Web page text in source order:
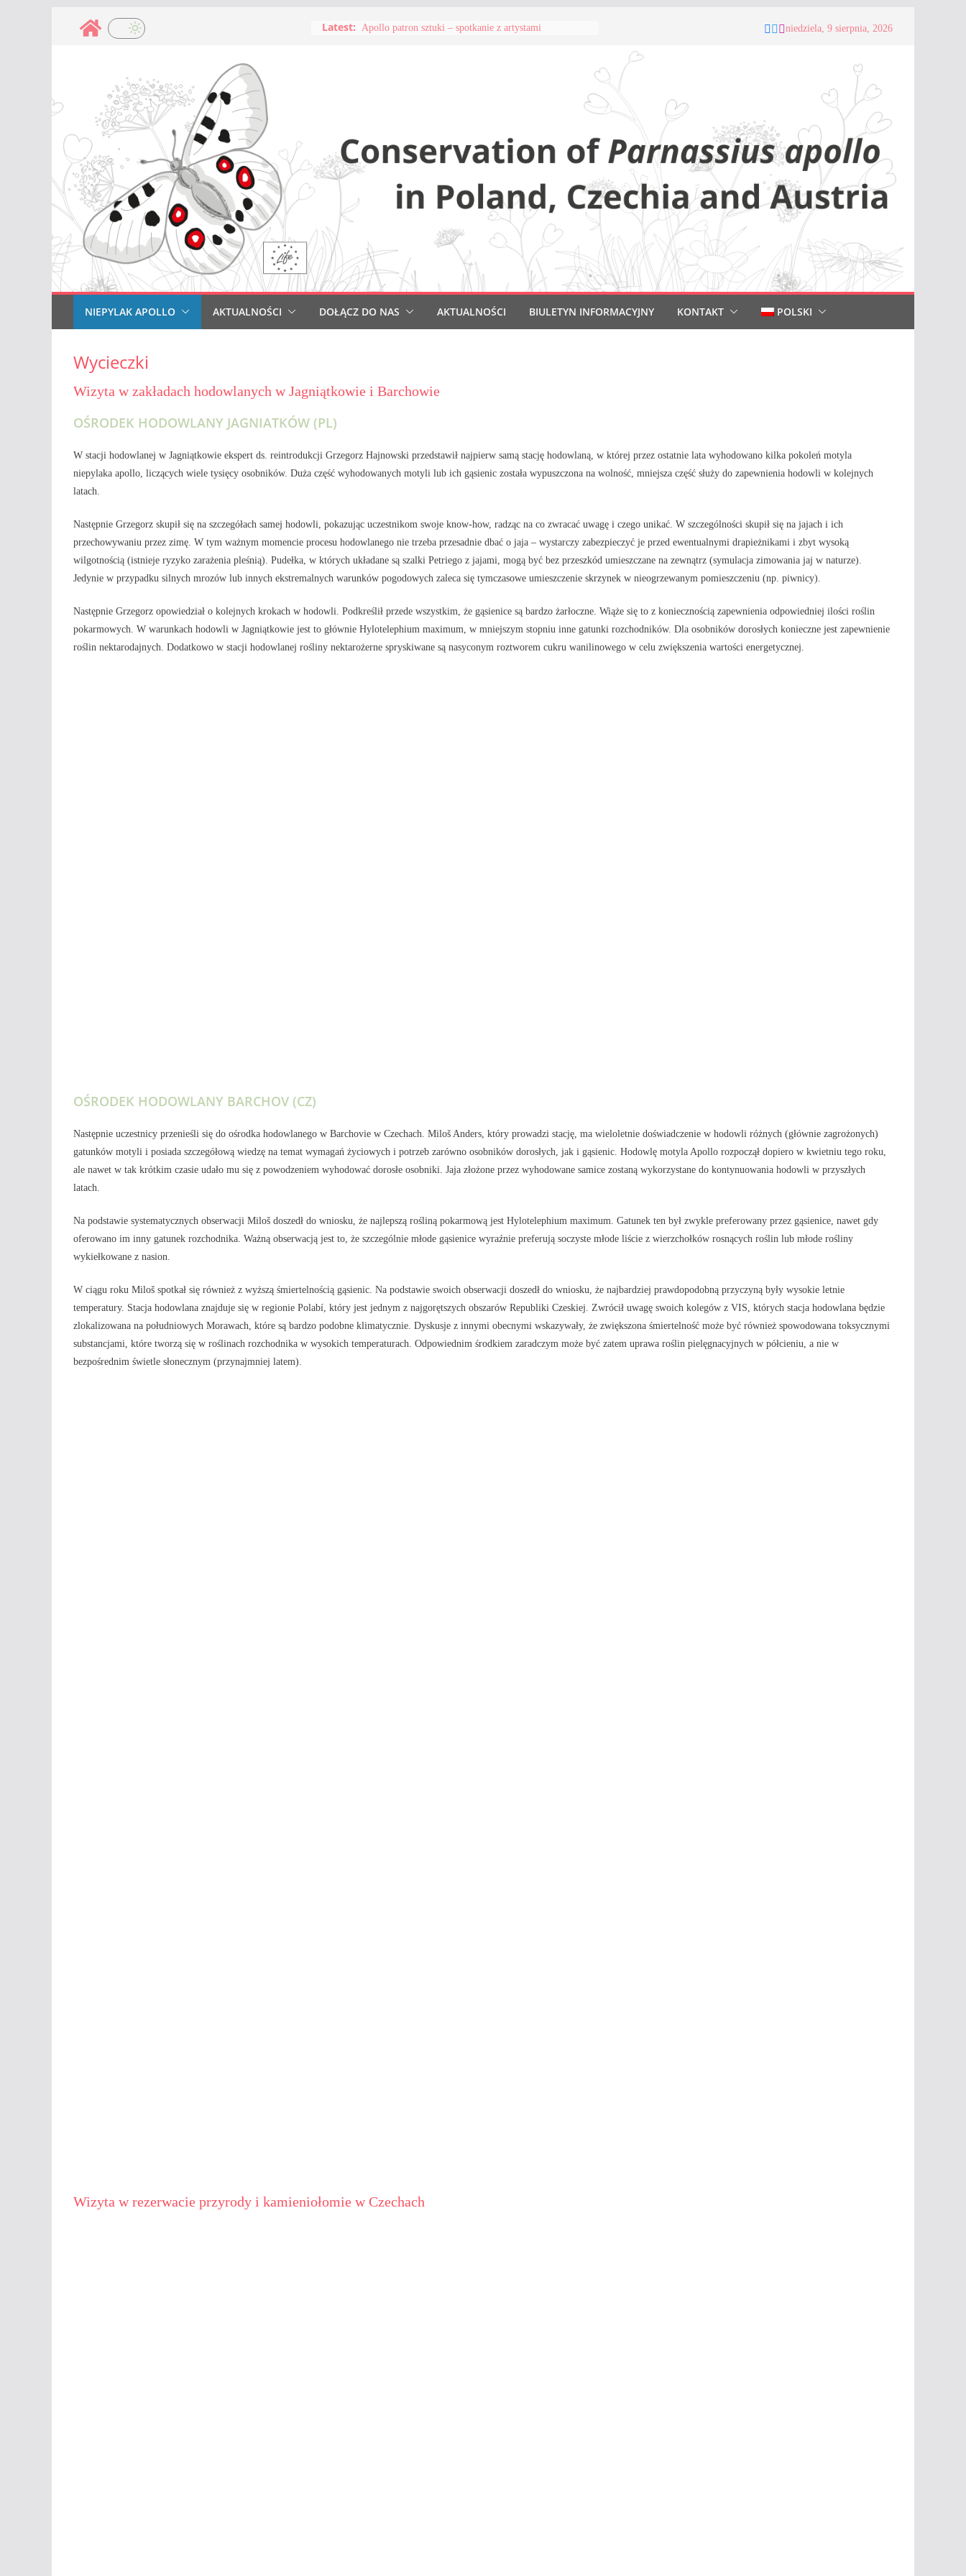
Latest: Apollo patron sztuki – spotkanie z artystami niedziela, 9 sierpnia, 2026
NIEPYLAK APOLLO AKTUALNOŚCI DOŁĄCZ DO NAS AKTUALNOŚCI BIULETYN INFORMACYJNY KONTAKT POLSKI
Wycieczki
Wizyta w zakładach hodowlanych w Jagniątkowie i Barchowie
OŚRODEK HODOWLANY JAGNIATKÓW (PL)
W stacji hodowlanej w Jagniątkowie ekspert ds. reintrodukcji Grzegorz Hajnowski przedstawił najpierw samą stację hodowlaną, w której przez ostatnie lata wyhodowano kilka pokoleń motyla
niepylaka apollo, liczących wiele tysięcy osobników. Duża część wyhodowanych motyli lub ich gąsienic została wypuszczona na wolność, mniejsza część służy do zapewnienia hodowli w kolejnych
latach.
Następnie Grzegorz skupił się na szczegółach samej hodowli, pokazując uczestnikom swoje know-how, radząc na co zwracać uwagę i czego unikać. W szczególności skupił się na jajach i ich
przechowywaniu przez zimę. W tym ważnym momencie procesu hodowlanego nie trzeba przesadnie dbać o jaja – wystarczy zabezpieczyć je przed ewentualnymi drapieżnikami i zbyt wysoką
wilgotnością (istnieje ryzyko zarażenia pleśnią). Pudełka, w których układane są szalki Petriego z jajami, mogą być bez przeszkód umieszczane na zewnątrz (symulacja zimowania jaj w naturze).
Jedynie w przypadku silnych mrozów lub innych ekstremalnych warunków pogodowych zaleca się tymczasowe umieszczenie skrzynek w nieogrzewanym pomieszczeniu (np. piwnicy).
Następnie Grzegorz opowiedział o kolejnych krokach w hodowli. Podkreślił przede wszystkim, że gąsienice są bardzo żarłoczne. Wiąże się to z koniecznością zapewnienia odpowiedniej ilości roślin
pokarmowych. W warunkach hodowli w Jagniątkowie jest to głównie Hylotelephium maximum, w mniejszym stopniu inne gatunki rozchodników. Dla osobników dorosłych konieczne jest zapewnienie
roślin nektarodajnych. Dodatkowo w stacji hodowlanej rośliny nektarożerne spryskiwane są nasyconym roztworem cukru wanilinowego w celu zwiększenia wartości energetycznej.
OŚRODEK HODOWLANY BARCHOV (CZ)
Następnie uczestnicy przenieśli się do ośrodka hodowlanego w Barchovie w Czechach. Miloš Anders, który prowadzi stację, ma wieloletnie doświadczenie w hodowli różnych (głównie zagrożonych)
gatunków motyli i posiada szczegółową wiedzę na temat wymagań życiowych i potrzeb zarówno osobników dorosłych, jak i gąsienic. Hodowlę motyla Apollo rozpoczął dopiero w kwietniu tego roku,
ale nawet w tak krótkim czasie udało mu się z powodzeniem wyhodować dorosłe osobniki. Jaja złożone przez wyhodowane samice zostaną wykorzystane do kontynuowania hodowli w przyszłych
latach.
Na podstawie systematycznych obserwacji Miloš doszedł do wniosku, że najlepszą rośliną pokarmową jest Hylotelephium maximum. Gatunek ten był zwykle preferowany przez gąsienice, nawet gdy
oferowano im inny gatunek rozchodnika. Ważną obserwacją jest to, że szczególnie młode gąsienice wyraźnie preferują soczyste młode liście z wierzchołków rosnących roślin lub młode rośliny
wykiełkowane z nasion.
W ciągu roku Miloš spotkał się również z wyższą śmiertelnością gąsienic. Na podstawie swoich obserwacji doszedł do wniosku, że najbardziej prawdopodobną przyczyną były wysokie letnie
temperatury. Stacja hodowlana znajduje się w regionie Polabí, który jest jednym z najgorętszych obszarów Republiki Czeskiej. Zwrócił uwagę swoich kolegów z VIS, których stacja hodowlana będzie
zlokalizowana na południowych Morawach, które są bardzo podobne klimatycznie. Dyskusje z innymi obecnymi wskazywały, że zwiększona śmiertelność może być również spowodowana toksycznymi
substancjami, które tworzą się w roślinach rozchodnika w wysokich temperaturach. Odpowiednim środkiem zaradczym może być zatem uprawa roślin pielęgnacyjnych w półcieniu, a nie w
bezpośrednim świetle słonecznym (przynajmniej latem).
Wizyta w rezerwacie przyrody i kamieniołomie w Czechach